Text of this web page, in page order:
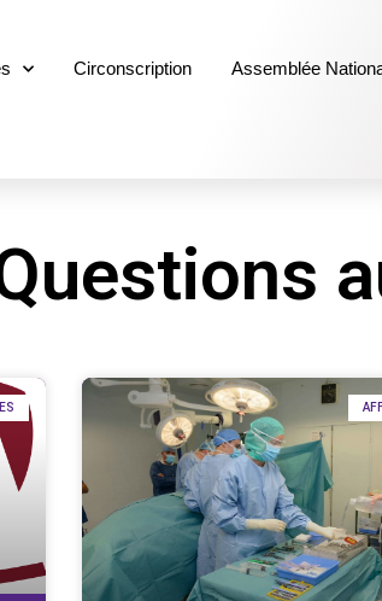
Circonscription Assemblée